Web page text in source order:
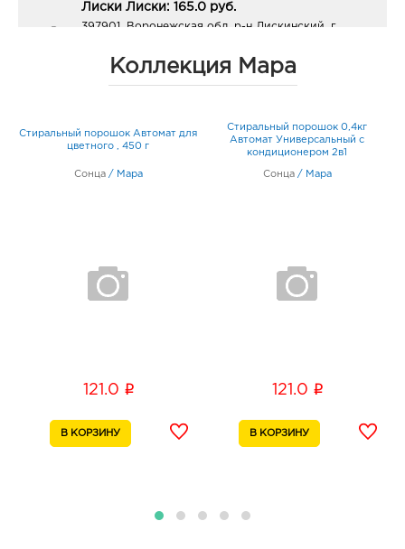
Лиски Лиски: 165.0 руб.
397901, Воронежская обл, р-н Лискинский, г
График работы:9:00 - 20:00
392024, Тамбовская обл, г Тамбов, ул Шлихтера, д.
График работы:
Коллекция Мара
Стиральный порошок Автомат для
цветного , 450 г
Сонца / Мара
121.0 i
Стиральный порошок 0,4кг
Автомат Универсальный с
кондиционером 2в1
Сонца / Мара
121.0 i